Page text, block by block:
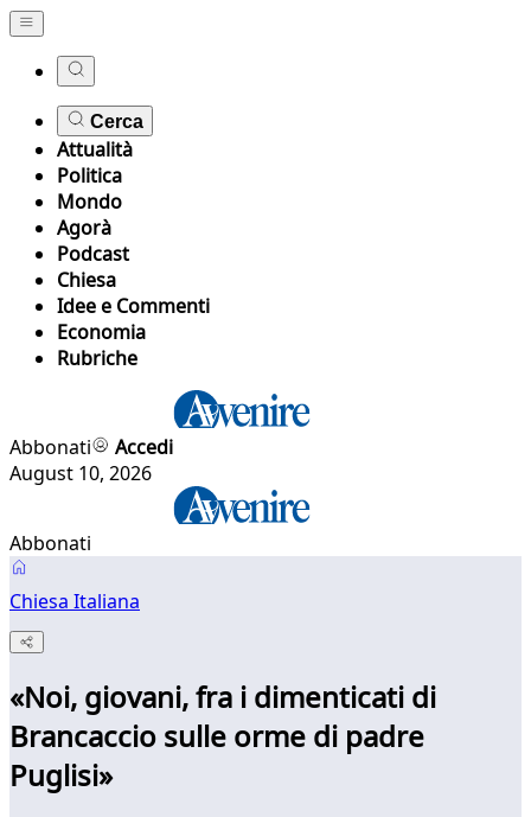
Cerca
Attualità
Politica
Mondo
Agorà
Podcast
Chiesa
Idee e Commenti
Economia
Rubriche
Abbonati
Accedi
August 10, 2026
Abbonati
Chiesa Italiana
«Noi, giovani, fra i dimenticati di
Brancaccio sulle orme di padre
Puglisi»